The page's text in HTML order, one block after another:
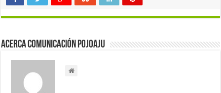
Acerca Comunicación Pojoaju